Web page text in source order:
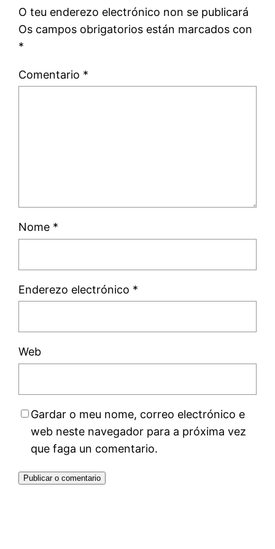
O teu enderezo electrónico non se publicará
Os campos obrigatorios están marcados con
*
Comentario *
Nome *
Enderezo electrónico *
Web
Gardar o meu nome, correo electrónico e
web neste navegador para a próxima vez
que faga un comentario.